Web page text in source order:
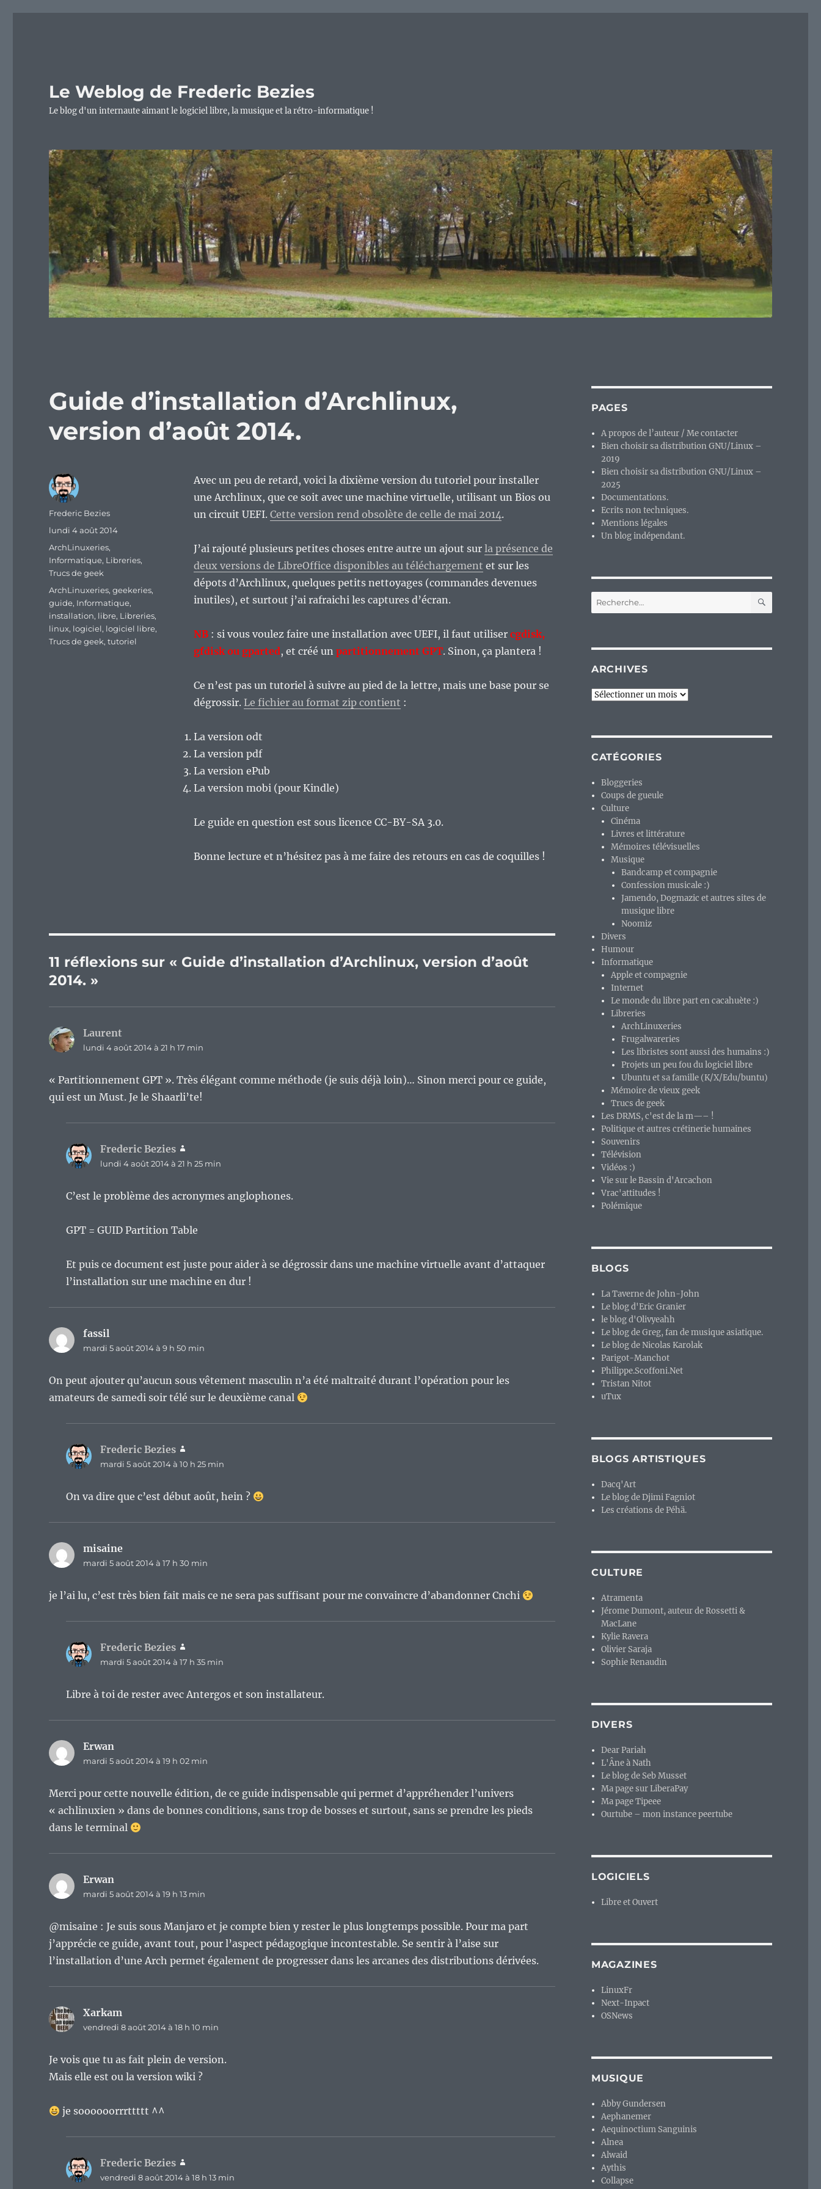
Le Weblog de Frederic Bezies
Le blog d'un internaute aimant le logiciel libre, la musique et la rétro-informatique !
Guide d’installation d’Archlinux,
version d’août 2014.
Avec un peu de retard, voici la dixième version du tutoriel pour installer
une Archlinux, que ce soit avec une machine virtuelle, utilisant un Bios ou
un circuit UEFI. Cette version rend obsolète de celle de mai 2014.
J’ai rajouté plusieurs petites choses entre autre un ajout sur la présence de
deux versions de LibreOffice disponibles au téléchargement et sur les
dépots d’Archlinux, quelques petits nettoyages (commandes devenues
inutiles), et surtout j’ai rafraichi les captures d’écran.
NB: si vous voulez faire une installation avec UEFI, il faut utiliser cgdisk,
gfdisk ou gparted, et créé un partitionnement GPT. Sinon, ça plantera !
Ce n’est pas un tutoriel à suivre au pied de la lettre, mais une base pour se
dégrossir. Le fichier au format zip contient :
La version odt
La version pdf
La version ePub
La version mobi (pour Kindle)
Le guide en question est sous licence CC-BY-SA 3.0.
Bonne lecture et n’hésitez pas à me faire des retours en cas de coquilles !
Auteur
Frederic Bezies
Publié
lundi 4 août 2014
Catégories
ArchLinuxeries,
Informatique, Libreries,
Trucs de geek
Étiquettes
ArchLinuxeries,geekeries,
guide, Informatique,
installation, libre, Libreries,
linux, logiciel, logiciel libre,
Trucs de geek,tutoriel
11 réflexions sur « Guide d’installation d’Archlinux, version d’août
2014. »
Laurent
lundi 4 août 2014 à 21 h 17 min
« Partitionnement GPT ». Très élégant comme méthode (je suis déjà loin)… Sinon merci pour ce guide,
qui est un Must. Je le Shaarli’te!
Frederic Bezies
lundi 4 août 2014 à 21 h 25 min
C’est le problème des acronymes anglophones.
GPT = GUID Partition Table
Et puis ce document est juste pour aider à se dégrossir dans une machine virtuelle avant d’attaquer
l’installation sur une machine en dur !
fassil
mardi 5 août 2014 à 9 h 50 min
On peut ajouter qu’aucun sous vêtement masculin n’a été maltraité durant l’opération pour les
amateurs de samedi soir télé sur le deuxième canal
Frederic Bezies
mardi 5 août 2014 à 10 h 25 min
On va dire que c’est début août, hein ?
misaine
mardi 5 août 2014 à 17 h 30 min
je l’ai lu, c’est très bien fait mais ce ne sera pas suffisant pour me convaincre d’abandonner Cnchi
Frederic Bezies
mardi 5 août 2014 à 17 h 35 min
Libre à toi de rester avec Antergos et son installateur.
Erwan
mardi 5 août 2014 à 19 h 02 min
Merci pour cette nouvelle édition, de ce guide indispensable qui permet d’appréhender l’univers
« achlinuxien » dans de bonnes conditions, sans trop de bosses et surtout, sans se prendre les pieds
dans le terminal
Erwan
mardi 5 août 2014 à 19 h 13 min
@misaine : Je suis sous Manjaro et je compte bien y rester le plus longtemps possible. Pour ma part
j’apprécie ce guide, avant tout, pour l’aspect pédagogique incontestable. Se sentir à l’aise sur
l’installation d’une Arch permet également de progresser dans les arcanes des distributions dérivées.
Xarkam
vendredi 8 août 2014 à 18 h 10 min
Je vois que tu as fait plein de version.
Mais elle est ou la version wiki ?
je soooooorrrttttt ^^
Frederic Bezies
vendredi 8 août 2014 à 18 h 13 min
PAGES
A propos de l’auteur / Me contacter
Bien choisir sa distribution GNU/Linux –
2019
Bien choisir sa distribution GNU/Linux –
2025
Documentations.
Ecrits non techniques.
Mentions légales
Un blog indépendant.
Recherche
pour :
ARCHIVES
Archives
CATÉGORIES
Bloggeries
Coups de gueule
Culture
Cinéma
Livres et littérature
Mémoires télévisuelles
Musique
Bandcamp et compagnie
Confession musicale :)
Jamendo, Dogmazic et autres sites de
musique libre
Noomiz
Divers
Humour
Informatique
Apple et compagnie
Internet
Le monde du libre part en cacahuète :)
Libreries
ArchLinuxeries
Frugalwareries
Les libristes sont aussi des humains :)
Projets un peu fou du logiciel libre
Ubuntu et sa famille (K/X/Edu/buntu)
Mémoire de vieux geek
Trucs de geek
Les DRMS, c'est de la m—– !
Politique et autres crétinerie humaines
Souvenirs
Télévision
Vidéos :)
Vie sur le Bassin d'Arcachon
Vrac'attitudes !
Polémique
BLOGS
La Taverne de John-John
Le blog d'Eric Granier
le blog d'Olivyeahh
Le blog de Greg, fan de musique asiatique.
Le blog de Nicolas Karolak
Parigot-Manchot
Philippe.Scoffoni.Net
Tristan Nitot
uTux
BLOGS ARTISTIQUES
Dacq'Art
Le blog de Djimi Fagniot
Les créations de Péhä.
CULTURE
Atramenta
Jérome Dumont, auteur de Rossetti &
MacLane
Kylie Ravera
Olivier Saraja
Sophie Renaudin
DIVERS
Dear Pariah
L'Âne à Nath
Le blog de Seb Musset
Ma page sur LiberaPay
Ma page Tipeee
Ourtube – mon instance peertube
LOGICIELS
Libre et Ouvert
MAGAZINES
LinuxFr
Next-Inpact
OSNews
MUSIQUE
Abby Gundersen
Aephanemer
Aequinoctium Sanguinis
Alnea
Alwaid
Aythis
Collapse